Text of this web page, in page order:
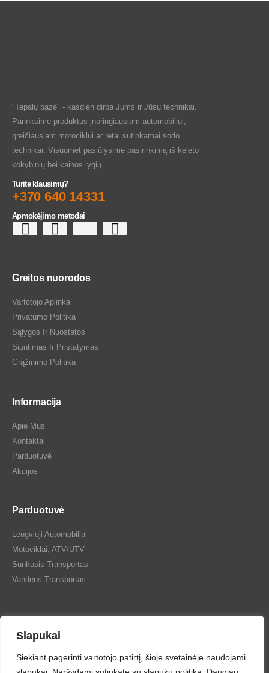
Slapukai
Siekiant pagerinti vartotojo patirtį, šioje svetainėje naudojami
"Tepalų bazė" - kasdien dirba Jums ir Jūsų technikai.
Parinksime produktus įnoringiausiam automobiliui,
greičiausiam motociklui ar retai sutinkamai sodo
technikai. Visuomet pasiūlysime pasirinkimą iš keleto
kokybinių bei kainos lygių.
Turite klausimų?
+370 640 14331
Apmokėjimo metodai
Greitos nuorodos
Vartotojo Aplinka
Privatumo Politika
Sąlygos Ir Nuostatos
Siuntimas Ir Pristatymas
Grąžinimo Politika
Informacija
Apie Mus
Kontaktai
Parduotuvė
Akcijos
Parduotuvė
Lengvieji Automobiliai
Motociklai, ATV/UTV
Sunkusis Transportas
Vandens Transportas
Tepalų Bazė © 2024 Visos teisės saugomos